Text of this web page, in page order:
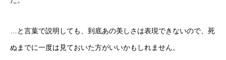
…と言葉で説明しても、到底あの美しさは表現できないので、死
ぬまでに一度は見ておいた方がいいかもしれません。